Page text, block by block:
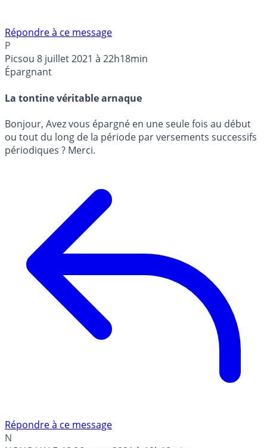
Répondre à ce message
P
Picsou 8 juillet 2021 à 22h18min
Épargnant
La tontine véritable arnaque
Bonjour, Avez vous épargné en une seule fois au début
ou tout du long de la période par versements successifs
périodiques ? Merci.
Répondre à ce message
N